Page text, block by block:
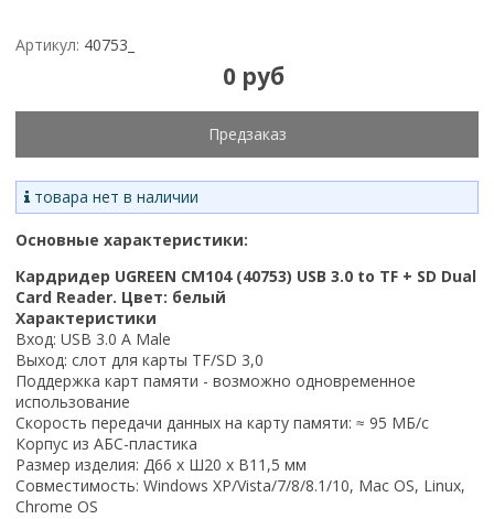
Артикул: 40753_
0 руб
Предзаказ
товара нет в наличии
Основные характеристики:
Кардридер UGREEN CM104 (40753) USB 3.0 to TF + SD Dual
Card Reader. Цвет: белый
Характеристики
Вход: USB 3.0 A Male
Выход: слот для карты TF/SD 3,0
Поддержка карт памяти - возможно одновременное
использование
Скорость передачи данных на карту памяти: ≈ 95 МБ/с
Корпус из АБС-пластика
Размер изделия: Д66 х Ш20 х В11,5 мм
Совместимость: Windows XP/Vista/7/8/8.1/10, Mac OS, Linux,
Chrome OS